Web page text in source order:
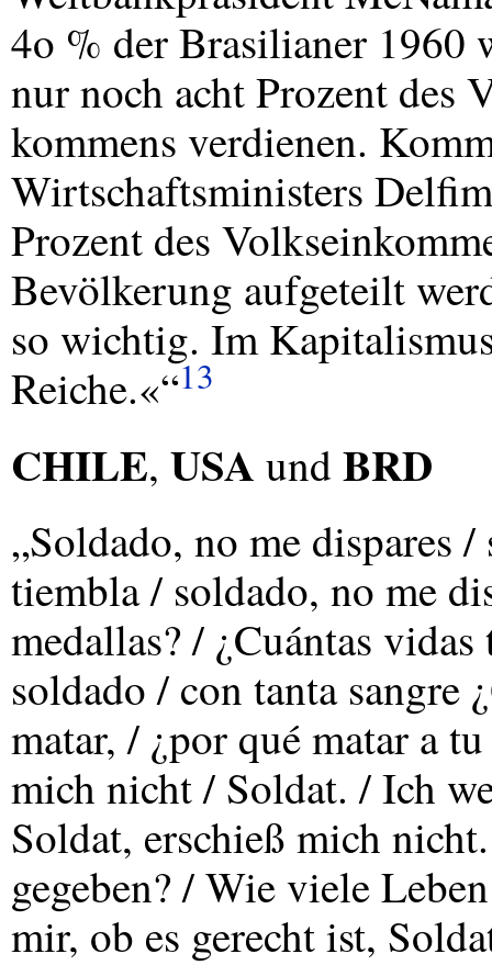
4o % der Brasilianer 1960
nur noch acht Prozent des
kommens verdienen.
Wirtschaftsministers
Prozent des
Bevölkerung aufgeteilt
so wichtig. Im
Reiche.«“13
CHILE, USA undBRD
„Soldado, no me dispares
tiembla / soldado, no me
medallas? / ¿Cuántas
soldado / con tanta sangre
matar, / ¿por qué matar a
mich nicht / Soldat. / Ich
Soldat, erschieß mich
gegeben? / Wie viele
mir, ob es gerecht ist,